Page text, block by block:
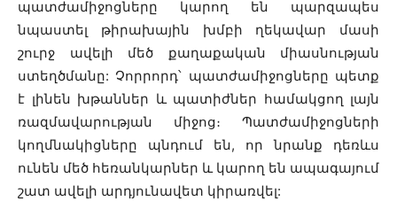
պատժամիջոցները կարող են պարզապես
նպաստել թիրախային խմբի ղեկավար մասի
շուրջ ավելի մեծ քաղաքական միասնության
ստեղծմանը: Չորրորդ՝ պատժամիջոցները պետք
է լինեն խթաններ և պատիժներ համակցող լայն
ռազմավարության միջոց։ Պատժամիջոցների
կողմնակիցները պնդում են, որ նրանք դեռևս
ունեն մեծ հեռանկարներ և կարող են ապագայում
շատ ավելի արդյունավետ կիրառվել: